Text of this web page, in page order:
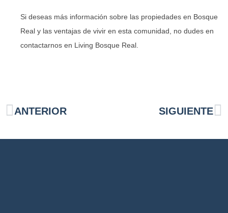
Si deseas más información sobre las propiedades en Bosque
Real y las ventajas de vivir en esta comunidad, no dudes en
contactarnos en Living Bosque Real.
ANTERIOR SIGUIENTE